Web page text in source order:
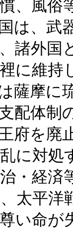
、風
は、武
諸外国
に維持
薩摩に
配体制
府を廃
に対
・経済
太平洋
い命が